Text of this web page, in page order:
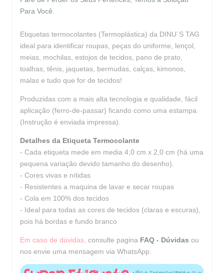
Para Você.
Etiquetas termocolantes (Termoplástica) da DINU´S TAG
ideal para identificar roupas, peças do uniforme, lençol,
meias, mochilas, estojos de tecidos, pano de prato,
toalhas, tênis, jaquetas, bermudas, calças, kimonos,
malas e tudo que for de tecidos!
Produzidas com a mais alta tecnologia e qualidade, fácil
aplicação (ferro-de-passar) ficando como uma estampa.
(Instrução é enviada impressa).
Detalhes da Etiqueta Termocolante
- Cada etiqueta mede em media 4,0 cm x 2,0 cm (há uma
pequena variação devido tamanho do desenho).
- Cores vivas e nítidas
- Resistentes a maquina de lavar e secar roupas
- Cola em 100% dos tecidos
- Ideal para todas as cores de tecidos (claras e escuras),
pois há bordas e fundo branco
Em caso de dúvidas, consulte pagina FAQ - Dúvidas ou
nos envie uma mensagem via WhatsApp.